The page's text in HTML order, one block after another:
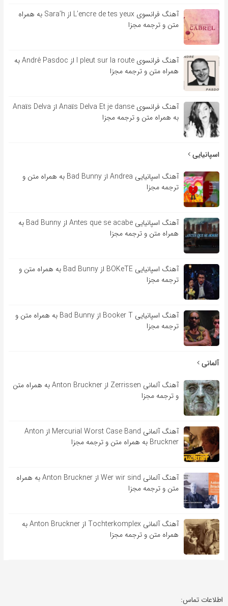
آهنگ فرانسوی L’encre de tes yeux از Sara’h به همراه
متن و ترجمه مجزا
آهنگ فرانسوی l pleut sur la route از André Pasdoc به
همراه متن و ترجمه مجزا
آهنگ فرانسوی Anaïs Delva Et je danse از Anaïs Delva
به همراه متن و ترجمه مجزا
اسپانیایی
آهنگ اسپانیایی Andrea از Bad Bunny به همراه متن و
ترجمه مجزا
آهنگ اسپانیایی Antes que se acabe از Bad Bunny به
همراه متن و ترجمه مجزا
آهنگ اسپانیایی BOKeTE از Bad Bunny به همراه متن و
ترجمه مجزا
آهنگ اسپانیایی Booker T از Bad Bunny به همراه متن و
ترجمه مجزا
آلمانی
آهنگ آلمانی Zerrissen از Anton Bruckner به همراه متن
و ترجمه مجزا
آهنگ آلمانی Mercurial Worst Case Band از Anton
Bruckner به همراه متن و ترجمه مجزا
آهنگ آلمانی Wer wir sind از Anton Bruckner به همراه
متن و ترجمه مجزا
آهنگ آلمانی Tochterkomplex از Anton Bruckner به
همراه متن و ترجمه مجزا
اطلاعات تماس: